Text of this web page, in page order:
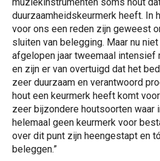
duurzaamheidskeurmerk heeft. In
voor ons een reden zijn geweest
sluiten van belegging. Maar nu
afgelopen jaar tweemaal intensief
en zijn er van overtuigd dat het
zeer duurzaam en verantwoord
hout een keurmerk heeft komt
zeer bijzondere houtsoorten waar
helemaal geen keurmerk voor
over dit punt zijn heengestapt en
beleggen.”